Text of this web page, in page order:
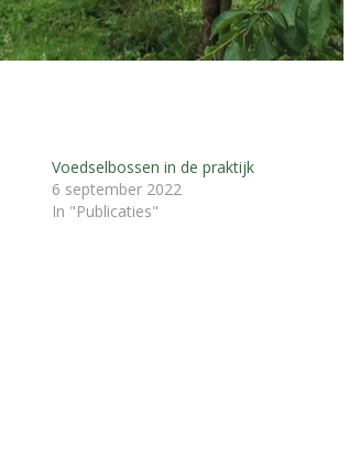
Voedselbossen in de praktijk
6 september 2022
In "Publicaties"